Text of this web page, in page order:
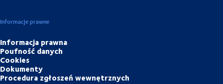
Informacje prawne
Informacja prawna
Poufność danych
Cookies
Dokumenty
Procedura zgłoszeń wewnętrznych